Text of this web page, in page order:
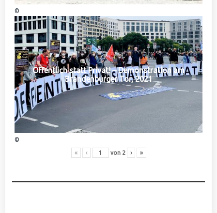
©
Öffentlich statt Privat! – Demonstration am
Brandenburger Tor, 2021
©
« ‹ von 2 › »